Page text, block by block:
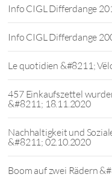
Info CIGL Differdange
Info CIGL Differdange
Le quotidien &#8211;
457 Einkaufszettel
&#8211; 18.11.2020
Nachhaltigkeit und
&#8211; 02.10.2020
Boom auf zwei Rädern